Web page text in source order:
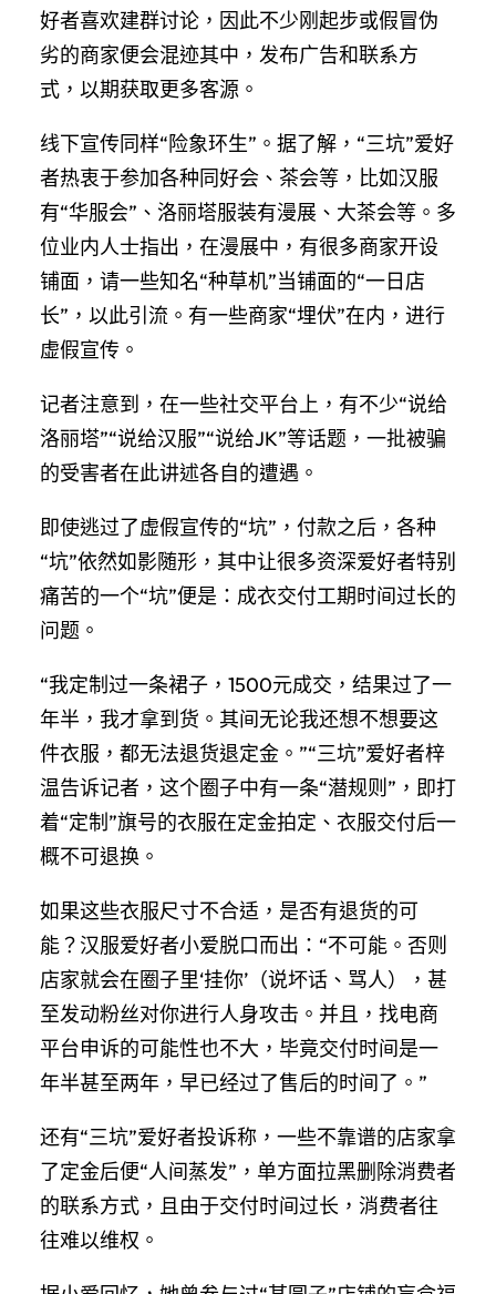
好者喜欢建群讨论，因此不少刚起步或假冒伪
劣的商家便会混迹其中，发布广告和联系方
式，以期获取更多客源。
线下宣传同样“险象环生”。据了解，“三坑”爱好
者热衷于参加各种同好会、茶会等，比如汉服
有“华服会”、洛丽塔服装有漫展、大茶会等。多
位业内人士指出，在漫展中，有很多商家开设
铺面，请一些知名“种草机”当铺面的“一日店
长”，以此引流。有一些商家“埋伏”在内，进行
虚假宣传。
记者注意到，在一些社交平台上，有不少“说给
洛丽塔”“说给汉服”“说给JK”等话题，一批被骗
的受害者在此讲述各自的遭遇。
即使逃过了虚假宣传的“坑”，付款之后，各种
“坑”依然如影随形，其中让很多资深爱好者特别
痛苦的一个“坑”便是：成衣交付工期时间过长的
问题。
“我定制过一条裙子，1500元成交，结果过了一
年半，我才拿到货。其间无论我还想不想要这
件衣服，都无法退货退定金。”“三坑”爱好者梓
温告诉记者，这个圈子中有一条“潜规则”，即打
着“定制”旗号的衣服在定金拍定、衣服交付后一
概不可退换。
如果这些衣服尺寸不合适，是否有退货的可
能？汉服爱好者小爱脱口而出：“不可能。否则
店家就会在圈子里‘挂你’（说坏话、骂人），甚
至发动粉丝对你进行人身攻击。并且，找电商
平台申诉的可能性也不大，毕竟交付时间是一
年半甚至两年，早已经过了售后的时间了。”
还有“三坑”爱好者投诉称，一些不靠谱的店家拿
了定金后便“人间蒸发”，单方面拉黑删除消费者
的联系方式，且由于交付时间过长，消费者往
往难以维权。